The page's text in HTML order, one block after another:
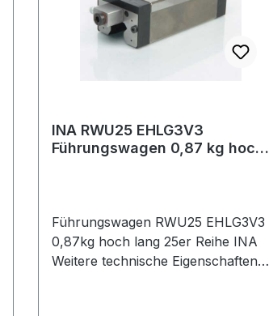
INA RWU25 EHLG3V3
Führungswagen 0,87 kg hoch
Führungswagen RWU25 EHLG3V3
0,87kg hoch lang 25er Reihe INA
Weitere technische Eigenschaften: ·